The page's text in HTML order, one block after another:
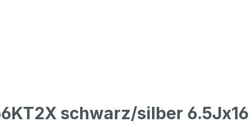
schwarz/silber 6.5Jx16